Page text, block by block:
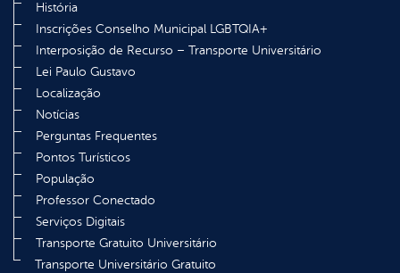
História
Inscrições Conselho Municipal LGBTQIA+
Interposição de Recurso – Transporte Universitário
Lei Paulo Gustavo
Localização
Notícias
Perguntas Frequentes
Pontos Turísticos
População
Professor Conectado
Serviços Digitais
Transporte Gratuito Universitário
Transporte Universitário Gratuito